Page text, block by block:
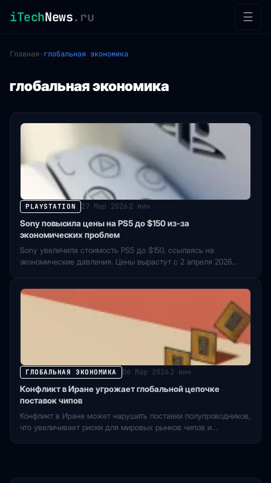
iTechNews.ru ☰
Главная→глобальная экономика
глобальная экономика
PLAYSTATION 27 Мар 2026 2 мин
Sony повысила цены на PS5 до $150 из-за
экономических проблем
Sony увеличила стоимость PS5 до $150, ссылаясь на
экономические давления. Цены вырастут с 2 апреля 2026
ГЛОБАЛЬНАЯ ЭКОНОМИКА 06 Мар 2026 2 мин
Конфликт в Иране угрожает глобальной цепочке
поставок чипов
Конфликт в Иране может нарушить поставки полупроводников,
что увеличивает риски для мировых рынков чипов и